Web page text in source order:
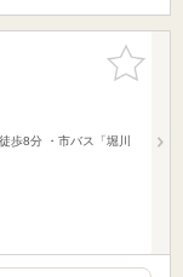
お気に入
りに追加
歩8分 ・市バス「堀川